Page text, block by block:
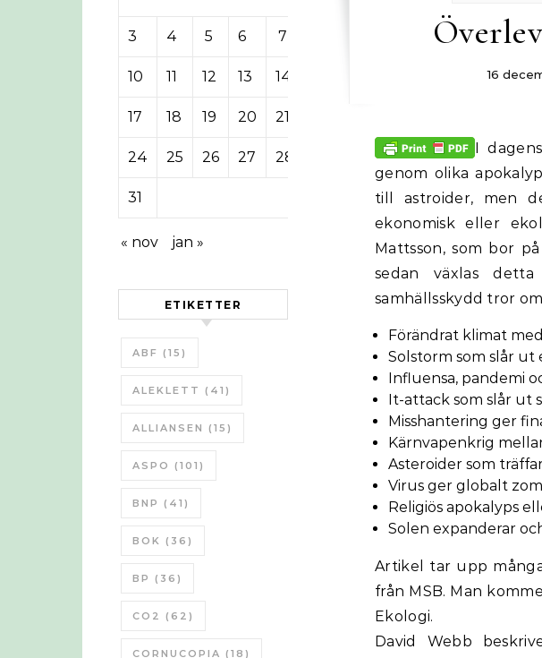
3 4 5 6 7
10 11 12 13 14
17 18 19 20 21
24 25 26 27 28
31
« nov jan »
ETIKETTER
ABF (15)
ALEKLETT (41)
ALLIANSEN (15)
ASPO (101)
BNP (41)
BOK (36)
BP (36)
CO2 (62)
CORNUCOPIA (18)
16
I dagens
genom olika
till astroider, men
ekonomisk eller
Mattsson, som bor
sedan växlas
samhällsskydd tror
Förändrat klimat
Solstorm som slår
Influensa, pandemi
It-attack som slår ut
Misshantering ger
Kärnvapenkrig
Asteroider som
Virus ger globalt
Religiös apokalyps
Solen expanderar
Artikel tar upp
från MSB. Man
Ekologi.
David Webb